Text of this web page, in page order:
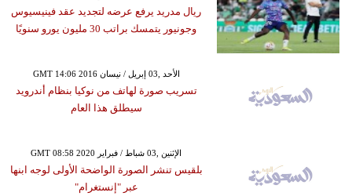
ريال مدريد يرفع عرضه لتجديد عقد فينيسيوس
وجونيور يتمسك براتب 30 مليون يورو سنويًا
GMT 14:06 2016 الأحد ,03 إبريل / نيسان
تسريب صورة لهاتف من نوكيا بنظام أندرويد
سيطلق هذا العام
GMT 08:58 2020 الإثنين ,03 شباط / فبراير
بلقيس تنشر الصورة الواضحة الأولى لوجه ابنها
عبر "إنستغرام"